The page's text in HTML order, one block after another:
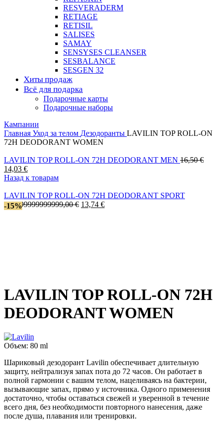
RESVERADERM
RETIAGE
RETISIL
SALISES
SAMAY
SENSYSES CLEANSER
SESBALANCE
SESGEN 32
Хиты продаж
Всё для подарка
Подарочные карты
Подарочные наборы
Кампании
Главная Уход за телом Дезодоранты LAVILIN TOP ROLL-ON
72H DEODORANT WOMEN
LAVILIN TOP ROLL-ON 72H DEODORANT MEN 16,50€
14,03 €Текущая
цена:
Назад к товарам
LAVILIN TOP ROLL-ON 72H DEODORANT SPORT
999999999999999,00€ Первоначальная
13,74 €Текущая
-15%
LAVILIN TOP ROLL-ON 72H
DEODORANT WOMEN
Объем: 80 ml
Шариковый дезодорант Lavilin обеспечивает длительную
защиту, нейтрализуя запах пота до 72 часов. Он работает в
полной гармонии с вашим телом, нацеливаясь на бактерии,
вызывающие запах, прямо у источника. Одного применения
достаточно, чтобы оставаться свежей и уверенной в течение
всего дня, без необходимости повторного нанесения, даже
после душа, плавания или тренировки.